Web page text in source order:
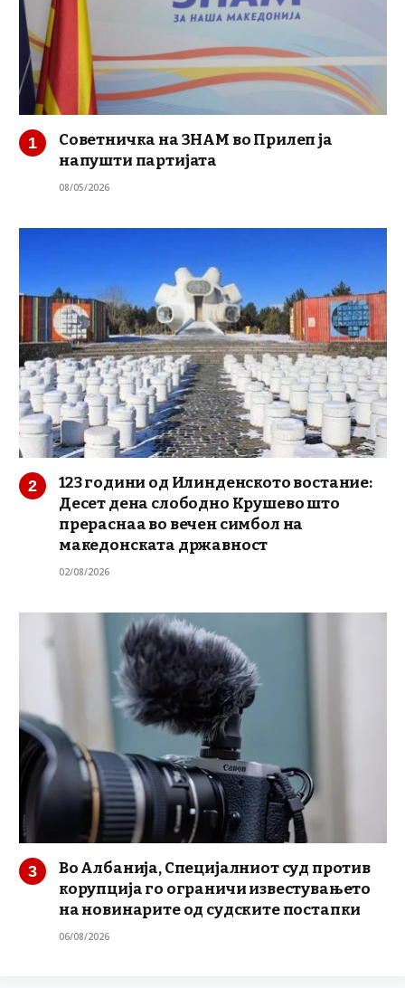
Советничка на ЗНАМ во Прилеп ја
напушти партијата
08/05/2026
123 години од Илинденското востание:
Десет дена слободно Крушево што
прераснаа во вечен симбол на
македонската државност
02/08/2026
Во Албанија, Специјалниот суд против
корупција го ограничи известувањето
на новинарите од судските постапки
06/08/2026